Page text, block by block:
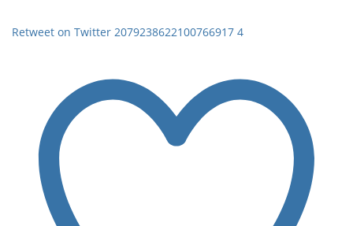
Retweet on Twitter 2079238622100766917 4